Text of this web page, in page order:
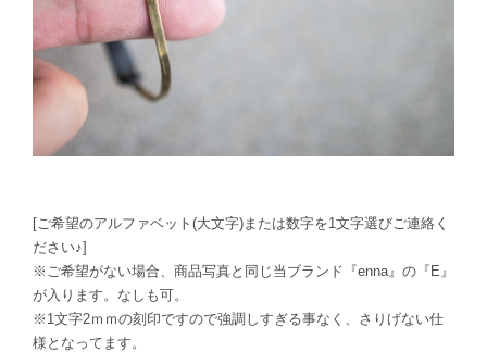
[ご希望のアルファベット(大文字)または数字を1文字選びご連絡く
ださい♪]
※ご希望がない場合、商品写真と同じ当ブランド『enna』の『E』
が入ります。なしも可。
※1文字2ｍｍの刻印ですので強調しすぎる事なく、さりげない仕
様となってます。